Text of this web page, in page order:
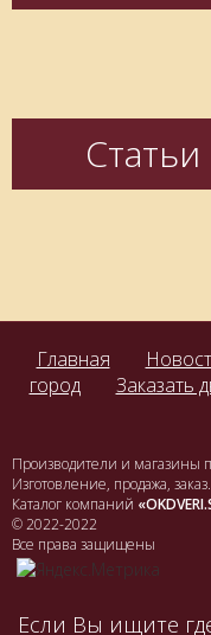
Статьи
Главная
город
Заказать
Производители и магазины
Изготовление, продажа, заказ.
Каталог компаний
© 2022-2022
Все права защищены
Если Вы ищите